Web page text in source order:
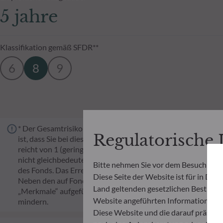
5 jahre
Klassifikation gemäß SFDR**
6 8 9
* Der Gesamtrisikoindikator (SRI) hilft Ihnen, das mit
ist, dass Sie bei diesem Produkt Geld verlieren, weil sich
reicht von 1 (geringes Risiko) bis 7 (hohes Risiko). Die
nicht gleichbedeutend mit risikolos. Historische Daten, wie
des Fonds. Das Erreichen der Anlageziele im Hinblick auf
Neben den auf Fondsebene anfallenden Kosten wurde für
„Merkmale“ aufgeführten Prozentsatz des
mindern.
Bitte nehmen Sie vor dem Besuch
Diese Seite der Website ist für in
Land geltenden gesetzlichen
Website angeführten Informationen
Diese Website und die darauf